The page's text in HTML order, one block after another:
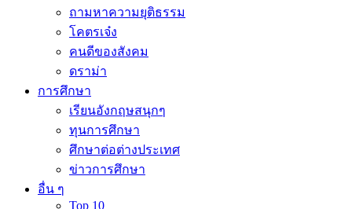
ถามหาความยุติธรรม
โคตรเจ๋ง
คนดีของสังคม
ดราม่า
การศึกษา
เรียนอังกฤษสนุกๆ
ทุนการศึกษา
ศึกษาต่อต่างประเทศ
ข่าวการศึกษา
อื่น ๆ
Top 10